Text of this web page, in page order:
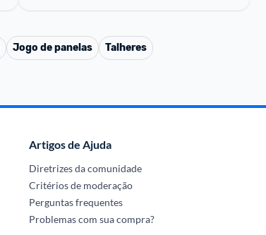
Jogo de panelas Talheres
Artigos de Ajuda
Diretrizes da comunidade
Critérios de moderação
Perguntas frequentes
Problemas com sua compra?